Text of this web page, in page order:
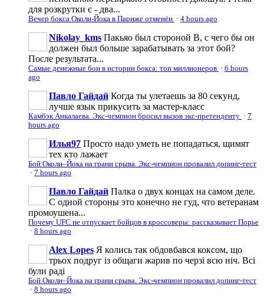
для розкрутки є - два...
Вечер бокса Околи-Йока в Париже отменён · 4 hours ago
Nikolay_kms Пакьяо был стороной В, с чего бы он
должен был больше зарабатывать за этот бой?
После результата...
Самые денежные бои в истории бокса: топ миллионеров · 6 hours
ago
Павло Гайдай Когда ты улетаешь за 80 секунд,
лучше язык прикусить за мастер-класс
Камбэк Анкалаева. Экс-чемпион бросил вызов экс-претенденту · 7
hours ago
Илья97 Просто надо уметь не попадаться, щимят
тех кто лажает
Бой Околи–Йока на грани срыва. Экс-чемпион провалил допинг-тест
· 7 hours ago
Павло Гайдай Палка о двух концах на самом деле.
С одной стороны это конечно не гуд, что ветеранам
промоушена...
Почему UFC не отпускает бойцов в кроссоверы: рассказывает Порье
· 8 hours ago
Alex Lopes Я колись так обдовбався коксом, що
трьох подруг із общаги жарив по черзі всю ніч. Всі
були раді
Бой Околи–Йока на грани срыва. Экс-чемпион провалил допинг-тест
· 8 hours ago